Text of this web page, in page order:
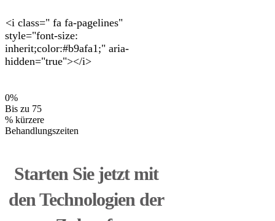
<i class=" fa fa-pagelines"
style="font-size:
inherit;color:#b9afa1;" aria-
hidden="true"></i>
0%
Bis zu 75
% kürzere
Behandlungszeiten
Starten Sie jetzt mit
den Technologien der